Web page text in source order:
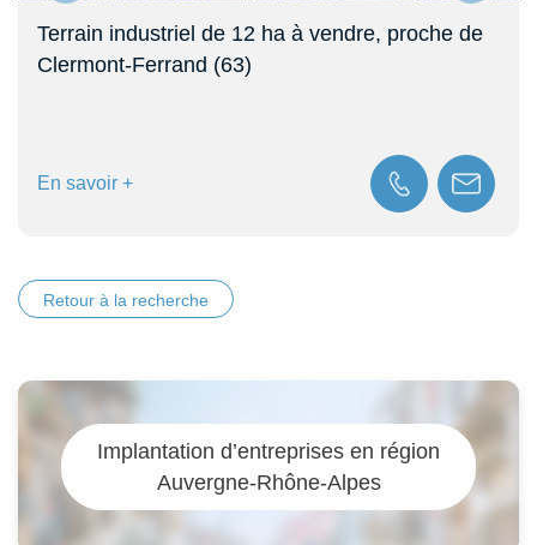
Parc Industriel de la Plaine de l’Ain – 225 ha
disponibles – Périphérie de Lyon (69)
En savoir +
Retour à la recherche
Implantation d’entreprises en région
Auvergne-Rhône-Alpes